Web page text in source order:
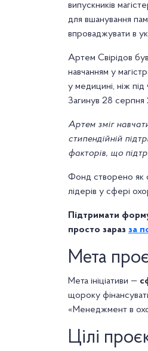
випускників
для вшанування
впроваджувати в
Артем Свірідов
навчанням у
у медицині, ніж під
Загинув 28 серпня
Артем зміг
стипендійній
факторів, що
Фонд створено як
лідерів у сфері
Підтримати
просто зараз за
Мета
Мета ініціативи —
щороку
«Менеджмент в
Цілі